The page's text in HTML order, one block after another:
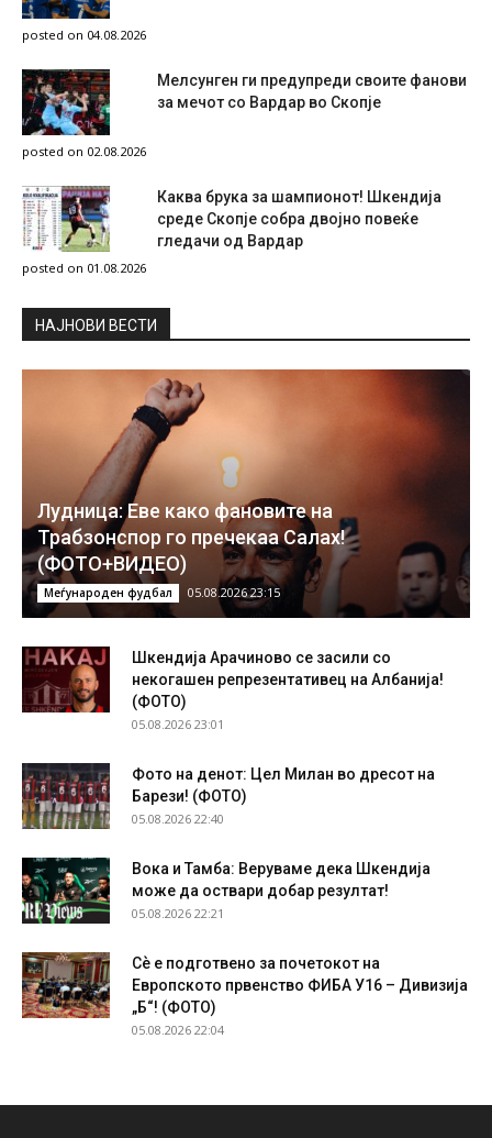
posted on 04.08.2026
Мелсунген ги предупреди своите фанови
за мечот со Вардар во Скопје
posted on 02.08.2026
Каква брука за шампионот! Шкендија
среде Скопје собра двојно повеќе
гледачи од Вардар
posted on 01.08.2026
НAЈНОВИ ВЕСТИ
Лудница: Еве како фановите на
Трабзонспор го пречекаа Салах!
(ФОТО+ВИДЕО)
Меѓународен фудбал 05.08.2026 23:15
Шкендија Арачиново се засили со
некогашен репрезентативец на Албанија!
(ФОТО)
05.08.2026 23:01
Фото на денот: Цел Милан во дресот на
Барези! (ФОТО)
05.08.2026 22:40
Вока и Тамба: Веруваме дека Шкендија
може да оствари добар резултат!
05.08.2026 22:21
Сѐ е подготвено за почетокот на
Европското првенство ФИБА У16 – Дивизија
„Б“! (ФОТО)
05.08.2026 22:04